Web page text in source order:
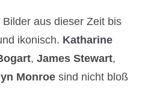
aus dieser Zeit bis
ikonisch. Katharine
, James Stewart,
Monroe sind nicht bloß